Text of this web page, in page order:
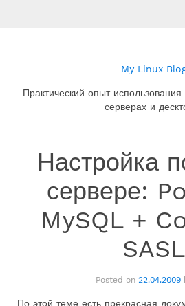
My Linux
Практический опыт
серверах и
Настройка
сервере:
MySQL +
SASL
Posted on 22.04.2009
По этой теме есть прекрасная